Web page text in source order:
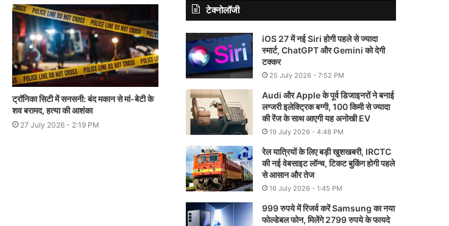
ट्रॉनिका सिटी में सनसनी: बंद मकान से मां-बेटी के
शव बरामद, हत्या की आशंका
27 July 2026 - 2:19 PM
टेक्नोलॉजी
iOS 27 में नई Siri होगी पहले से ज्यादा
स्मार्ट, ChatGPT और Gemini को देगी
टक्कर
25 July 2026 - 7:52 PM
Audi और Apple के पूर्व डिजाइनरों ने बनाई
लग्जरी इलेक्ट्रिक बग्गी, 100 किमी से ज्यादा
की रेंज के साथ आएगी यह अनोखी EV
19 July 2026 - 4:48 PM
रेल यात्रियों के लिए बड़ी खुशखबरी, IRCTC
की नई वेबसाइट लॉन्च, टिकट बुकिंग होगी पहले
से आसान और तेज
16 July 2026 - 1:45 PM
999 रुपये में रिजर्व करें Samsung का नया
फोल्डेबल फोन, मिलेंगे 2799 रुपये के फायदे